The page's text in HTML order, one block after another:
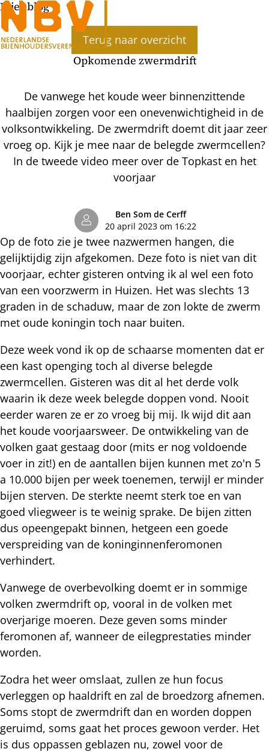
Bijenblog
Terug naar overzicht
Opkomende zwermdrift
De vanwege het koude weer binnenzittende
haalbijen zorgen voor een onevenwichtigheid in de
volksontwikkeling. De zwermdrift doemt dit jaar zeer
vroeg op. Kijk je mee naar de belegde zwermcellen?
In de tweede video meer over de Topkast en het
voorjaar
Ben Som de Cerff
20 april 2023 om 16:22
Op de foto zie je twee nazwermen hangen, die
gelijktijdig zijn afgekomen. Deze foto is niet van dit
voorjaar, echter gisteren ontving ik al wel een foto
van een voorzwerm in Huizen. Het was slechts 13
graden in de schaduw, maar de zon lokte de zwerm
met oude koningin toch naar buiten.
Deze week vond ik op de schaarse momenten dat er
een kast openging toch al diverse belegde
zwermcellen. Gisteren was dit al het derde volk
waarin ik deze week belegde doppen vond. Nooit
eerder waren ze er zo vroeg bij mij. Ik wijd dit aan
het koude voorjaarsweer. De ontwikkeling van de
volken gaat gestaag door (mits er nog voldoende
voer in zit!) en de aantallen bijen kunnen met zo'n 5
a 10.000 bijen per week toenemen, terwijl er minder
bijen sterven. De sterkte neemt sterk toe en van
goed vliegweer is te weinig sprake. De bijen zitten
dus opeengepakt binnen, hetgeen een goede
verspreiding van de koninginnenferomonen
verhindert.
Vanwege de overbevolking doemt er in sommige
volken zwermdrift op, vooral in de volken met
overjarige moeren. Deze geven soms minder
feromonen af, wanneer de eilegprestaties minder
worden.
Zodra het weer omslaat, zullen ze hun focus
verleggen op haaldrift en zal de broedzorg afnemen.
Soms stopt de zwermdrift dan en worden doppen
geruimd, soms gaat het proces gewoon verder. Het
is dus oppassen geblazen nu, zowel voor de